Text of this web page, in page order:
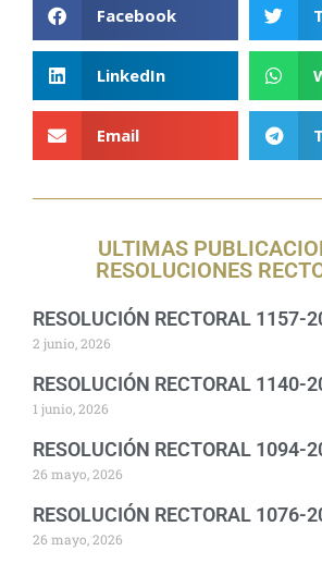
Facebook
LinkedIn
Email
ULTIMAS
RESOLUCIONES
RESOLUCIÓN RECTORAL 1157-
2 junio, 2026
RESOLUCIÓN RECTORAL 1140-
1 junio, 2026
RESOLUCIÓN RECTORAL 1094-
26 mayo, 2026
RESOLUCIÓN RECTORAL 1076-
26 mayo, 2026